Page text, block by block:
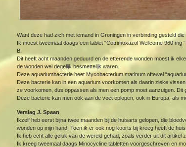
Want deze had zich met iemand in Groningen in verbinding gesteld die
Ik moest tweemaal daags een tablet “Cotrimoxazol Wellcome 960
B.
Dit heeft acht maanden geduurd en de etterende wonden moest ik
de wonden wel degelijk besmettelijk waren.
Deze aquariumbacterie heet Mycobacterium marinum oftewel
Deze bacterie kan in een aquarium voorkomen als daarin zieke
ze voorkomen, dus oppassen als men een pomp moet aanzuigen. Dit
Deze bacterie kan men ook aan de voet oplopen, ook in Europa, als
Verslag J. Spaan
Ikzelf heb eerst bijna twee maanden bij de huisarts gelopen, die
wonden op mijn hand. Toen ik er ook nog koorts bij kreeg heeft de
Ik heb echt alle geluk van de wereld gehad, zoals verder uit dit artikel
Ik kreeg tweemaal daags Minocycline tabletten voorgeschreven en